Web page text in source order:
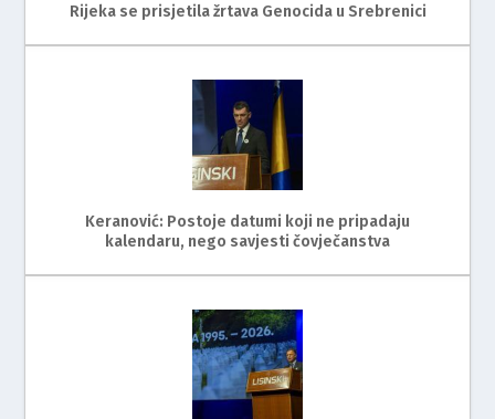
Rijeka se prisjetila žrtava Genocida u Srebrenici
Keranović: Postoje datumi koji ne pripadaju
kalendaru, nego savjesti čovječanstva